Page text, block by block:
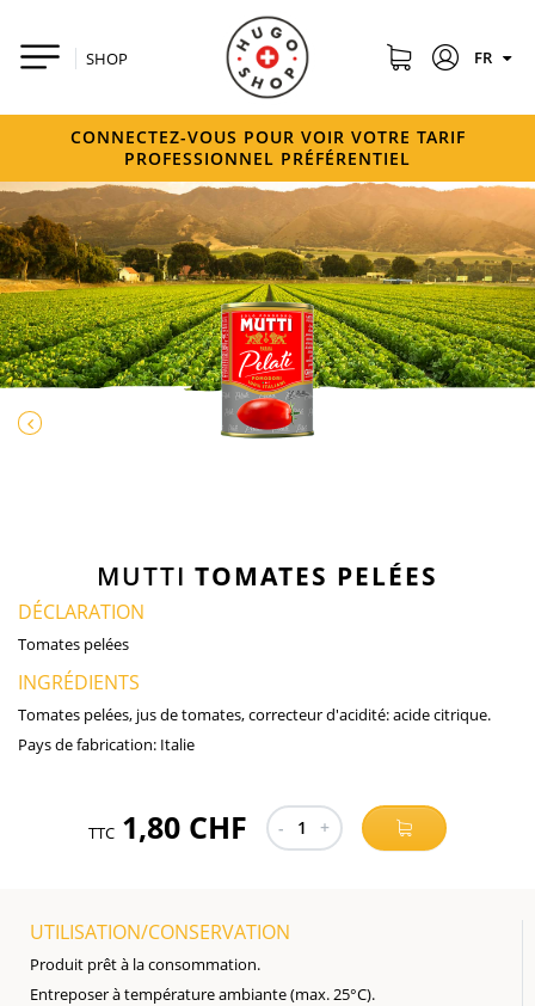
SHOP FR
CONNECTEZ-VOUS POUR VOIR VOTRE TARIF
PROFESSIONNEL PRÉFÉRENTIEL
MUTTI TOMATES PELÉES
DÉCLARATION
Tomates pelées
INGRÉDIENTS
Tomates pelées, jus de tomates, correcteur d'acidité: acide citrique.
Pays de fabrication: Italie
TTC 1,80 CHF - 1 +
UTILISATION/CONSERVATION
Produit prêt à la consommation.
Entreposer à température ambiante (max. 25°C).